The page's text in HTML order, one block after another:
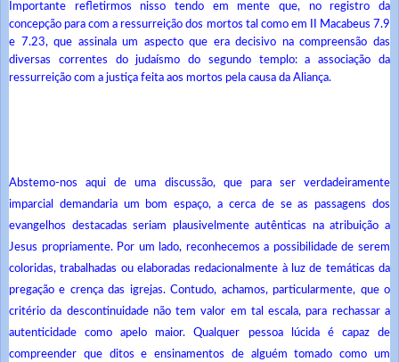
Importante refletirmos nisso tendo em mente que, no registro da
concepção para com a ressurreição dos mortos tal como em II Macabeus 7.9
e 7.23, que assinala um aspecto que era decisivo na compreensão das
diversas correntes do judaísmo do segundo templo: a associação da
ressurreição com a justiça feita aos mortos pela causa da Aliança.
Abstemo-nos aqui de uma discussão, que para ser verdadeiramente
imparcial demandaria um bom espaço, a cerca de se as passagens dos
evangelhos destacadas seriam plausivelmente autênticas na atribuição a
Jesus propriamente. Por um lado, reconhecemos a possibilidade de serem
coloridas, trabalhadas ou elaboradas redacionalmente à luz de temáticas da
pregação e crença das igrejas. Contudo, achamos, particularmente, que o
critério da descontinuidade não tem valor em tal escala, para rechassar a
autenticidade como apelo maior. Qualquer pessoa lúcida é capaz de
compreender que ditos e ensinamentos de alguém tomado como um